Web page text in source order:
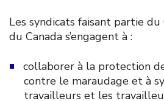
Les syndicats faisant partie
du Canada s’engagent à :
collaborer à la protection
contre le maraudage et à
travailleurs et les